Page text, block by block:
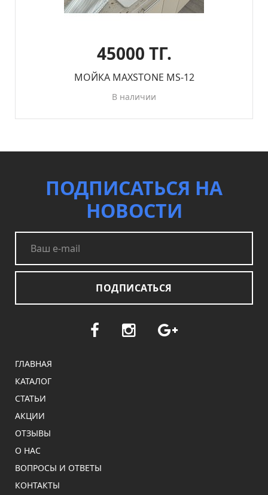
45000 ТГ.
МОЙКА MAXSTONE MS-12
В наличии
ПОДПИСАТЬСЯ НА
НОВОСТИ
ПОДПИСАТЬСЯ
ГЛАВНАЯ
КАТАЛОГ
СТАТЬИ
АКЦИИ
ОТЗЫВЫ
О НАС
ВОПРОСЫ И ОТВЕТЫ
КОНТАКТЫ